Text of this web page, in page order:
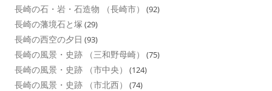
長崎の石・岩・石造物 （長崎市） (92)
長崎の藩境石と塚 (29)
長崎の西空の夕日 (93)
長崎の風景・史跡 （三和野母崎） (75)
長崎の風景・史跡 （市中央） (124)
長崎の風景・史跡 （市北西） (74)